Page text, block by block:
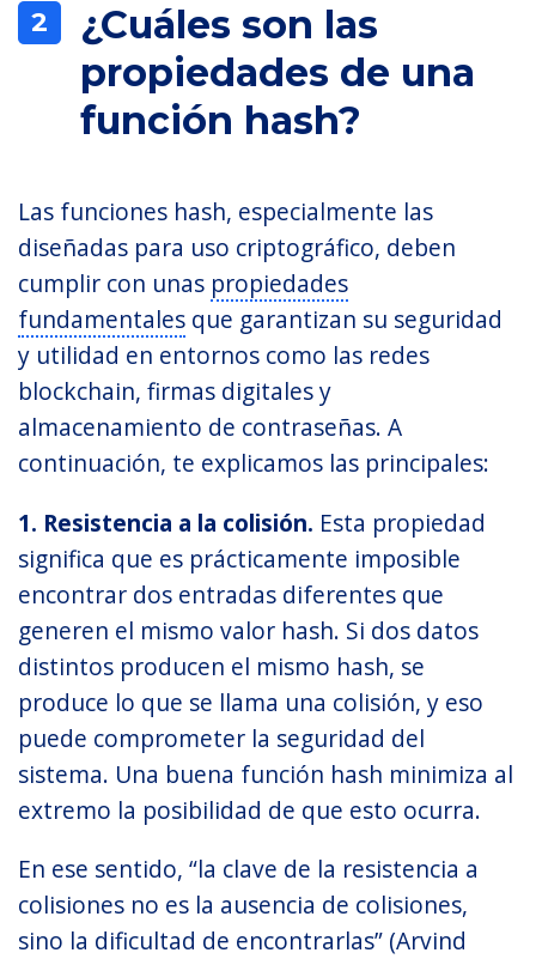
2
¿Cuáles son las
propiedades de una
función hash?
Las funciones hash, especialmente las
diseñadas para uso criptográfico, deben
cumplir con unas propiedades
fundamentales que garantizan su seguridad
y utilidad en entornos como las redes
blockchain, firmas digitales y
almacenamiento de contraseñas. A
continuación, te explicamos las principales:
1. Resistencia a la colisión. Esta propiedad
significa que es prácticamente imposible
encontrar dos entradas diferentes que
generen el mismo valor hash. Si dos datos
distintos producen el mismo hash, se
produce lo que se llama una colisión, y eso
puede comprometer la seguridad del
sistema. Una buena función hash minimiza al
extremo la posibilidad de que esto ocurra.
En ese sentido, “la clave de la resistencia a
colisiones no es la ausencia de colisiones,
sino la dificultad de encontrarlas” (Arvind